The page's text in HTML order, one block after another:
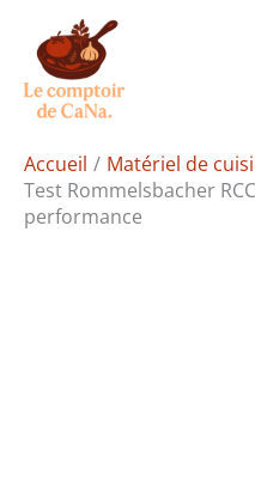
contenu
Accueil
Matériel de
Test Rommelsbacher
performance
Rechercher